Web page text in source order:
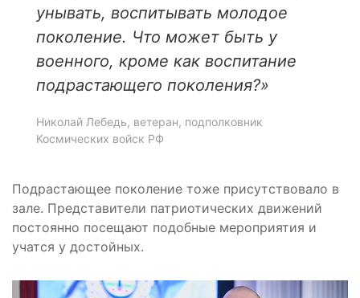
унывать, воспитывать молодое
поколение. Что может быть у
военного, кроме как воспитание
подрастающего поколения?»
Николай Лебедь, ветеран, подполковник
Космических войск РФ
Подрастающее поколение тоже присутствовало в
зале. Представители патриотических движений
постоянно посещают подобные мероприятия и
учатся у достойных.